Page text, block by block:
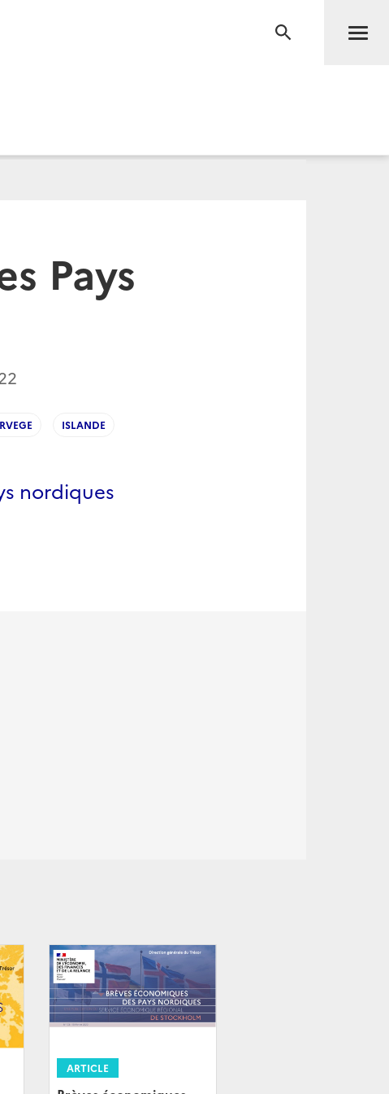
RECHERCHE
Pays
ISLANDE
nordiques
ARTICLE